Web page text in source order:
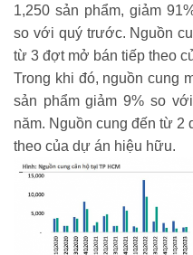
1,250 sản phẩm, giảm
so với quý trước. Nguồn
từ 3 đợt mở bán tiếp theo
Trong khi đó, nguồn cung
sản phẩm giảm 9% so
năm. Nguồn cung đến từ
theo của dự án hiệu hữu.